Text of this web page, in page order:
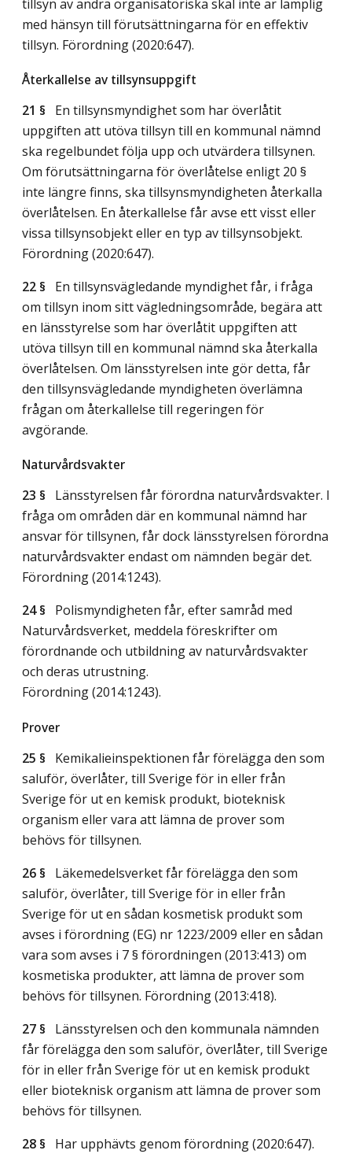
tillsyn av andra organisatoriska skäl inte är lämplig
med hänsyn till förutsättningarna för en effektiv
tillsyn. Förordning (2020:647).
Återkallelse av tillsynsuppgift
21 § En tillsynsmyndighet som har överlåtit
uppgiften att utöva tillsyn till en kommunal nämnd
ska regelbundet följa upp och utvärdera tillsynen.
Om förutsättningarna för överlåtelse enligt 20 §
inte längre finns, ska tillsynsmyndigheten återkalla
överlåtelsen. En återkallelse får avse ett visst eller
vissa tillsynsobjekt eller en typ av tillsynsobjekt.
Förordning (2020:647).
22 § En tillsynsvägledande myndighet får, i fråga
om tillsyn inom sitt vägledningsområde, begära att
en länsstyrelse som har överlåtit uppgiften att
utöva tillsyn till en kommunal nämnd ska återkalla
överlåtelsen. Om länsstyrelsen inte gör detta, får
den tillsynsvägledande myndigheten överlämna
frågan om återkallelse till regeringen för
avgörande.
Naturvårdsvakter
23 § Länsstyrelsen får förordna naturvårdsvakter. I
fråga om områden där en kommunal nämnd har
ansvar för tillsynen, får dock länsstyrelsen förordna
naturvårdsvakter endast om nämnden begär det.
Förordning (2014:1243).
24 § Polismyndigheten får, efter samråd med
Naturvårdsverket, meddela föreskrifter om
förordnande och utbildning av naturvårdsvakter
och deras utrustning.
Förordning (2014:1243).
Prover
25 § Kemikalieinspektionen får förelägga den som
saluför, överlåter, till Sverige för in eller från
Sverige för ut en kemisk produkt, bioteknisk
organism eller vara att lämna de prover som
behövs för tillsynen.
26 § Läkemedelsverket får förelägga den som
saluför, överlåter, till Sverige för in eller från
Sverige för ut en sådan kosmetisk produkt som
avses i förordning (EG) nr 1223/2009 eller en sådan
vara som avses i 7 § förordningen (2013:413) om
kosmetiska produkter, att lämna de prover som
behövs för tillsynen. Förordning (2013:418).
27 § Länsstyrelsen och den kommunala nämnden
får förelägga den som saluför, överlåter, till Sverige
för in eller från Sverige för ut en kemisk produkt
eller bioteknisk organism att lämna de prover som
behövs för tillsynen.
28 § Har upphävts genom förordning (2020:647).